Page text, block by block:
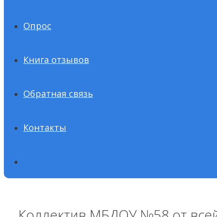
Опрос
Книга отзывов
Обратная связь
Контакты